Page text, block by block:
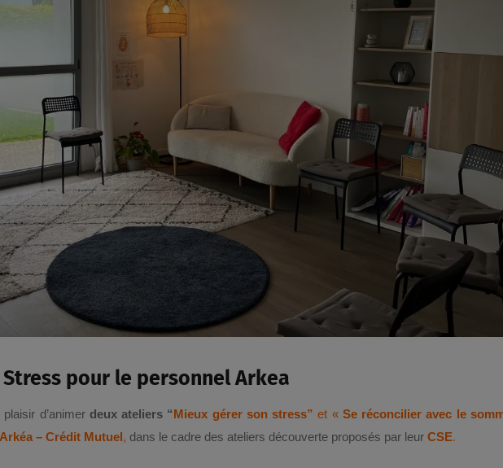
pour le personnel Arkea
d’animer deux ateliers “Mieux gérer son stress” et « Se réconcilier avec le
– Crédit Mutuel, dans le cadre des ateliers découverte proposés par leur CSE.